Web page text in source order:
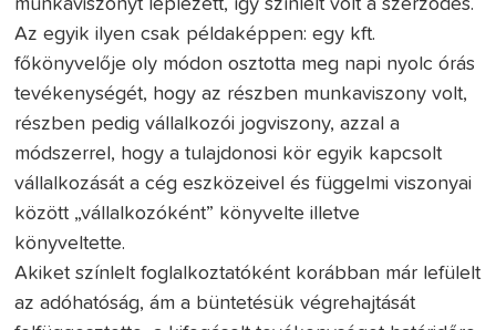
munkaviszonyt leplezett, így színlelt volt a szerződés.
Az egyik ilyen csak példaképpen: egy kft.
főkönyvelője oly módon osztotta meg napi nyolc órás
tevékenységét, hogy az részben munkaviszony volt,
részben pedig vállalkozói jogviszony, azzal a
módszerrel, hogy a tulajdonosi kör egyik kapcsolt
vállalkozását a cég eszközeivel és függelmi viszonyai
között „vállalkozóként” könyvelte illetve
könyveltette.
Akiket színlelt foglalkoztatóként korábban már lefülelt
az adóhatóság, ám a büntetésük végrehajtását